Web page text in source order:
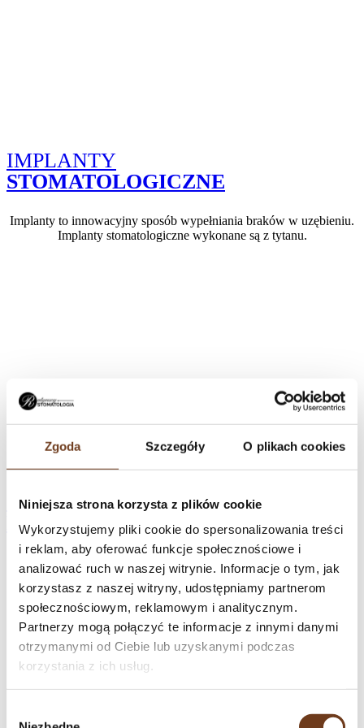
Zgoda Szczegóły O plikach cookies
Niniejsza strona korzysta z plików cookie
Wykorzystujemy pliki cookie do spersonalizowania treści
i reklam, aby oferować funkcje społecznościowe i
analizować ruch w naszej witrynie. Informacje o tym, jak
korzystasz z naszej witryny, udostępniamy partnerom
społecznościowym, reklamowym i analitycznym.
Partnerzy mogą połączyć te informacje z innymi danymi
otrzymanymi od Ciebie lub uzyskanymi podczas
korzystania z ich usług.
IMPLANTY
STOMATOLOGICZNE
Implanty to innowacyjny sposób wypełniania braków w uzębieniu.
Implanty stomatologiczne wykonane są z tytanu.
ODBUDOWY
PROTETYCZNE
Protetyka w Ratyńscy Stomatologia w Warszawie-Bielany.
Odbudowy protetyczne nie tylko wpływają na poprawę wyglądu
uśmiechu.